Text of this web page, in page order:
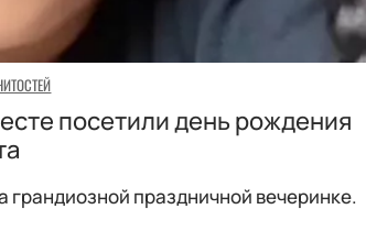
посетили день рождения
грандиозной праздничной вечеринке.